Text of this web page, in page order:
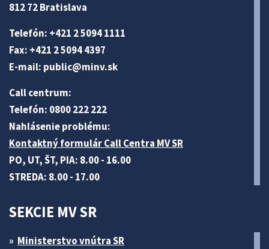
812 72 Bratislava
Telefón: +421 2 5094 1111
Fax: +421 2 5094 4397
E-mail: public@minv.sk
Call centrum:
Telefón: 0800 222 222
Nahlásenie problému:
Kontaktný formulár Call Centra MV SR
PO, UT, ŠT, PIA: 8.00 - 16.00
STREDA: 8.00 - 17.00
SEKCIE MV SR
Ministerstvo vnútra SR